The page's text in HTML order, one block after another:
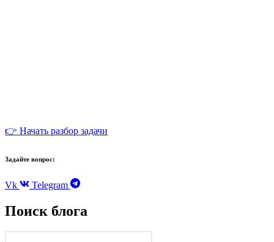
👉 Начать разбор задачи
Задайте вопрос:
Vk Telegram
Поиск блога